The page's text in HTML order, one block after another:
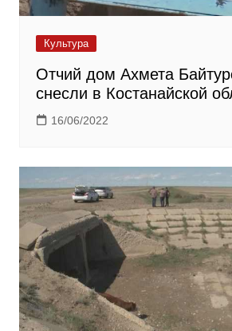
Культура
Отчий дом Ахмета
снесли в Костанайской
16/06/2022